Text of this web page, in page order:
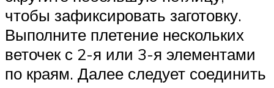
чтобы зафиксировать заготовку.
Выполните плетение нескольких
веточек с 2-я или 3-я элементами
по краям. Далее следует соединить